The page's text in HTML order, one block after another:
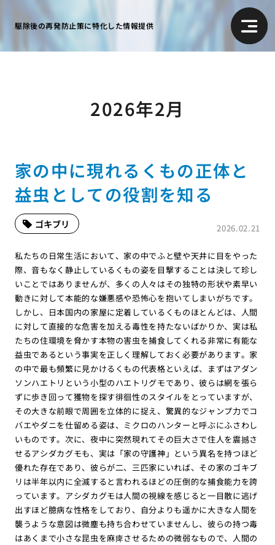
駆除後の再発防止策に特化した情報提供
2026年2月
家の中に現れるくもの正体と
益虫としての役割を知る
2026.02.21
ゴキブリ
私たちの日常生活において、家の中でふと壁や天井に目をやった
際、音もなく静止しているくもの姿を目撃することは決して珍し
いことではありませんが、多くの人々はその独特の形状や素早い
動きに対して本能的な嫌悪感や恐怖心を抱いてしまいがちです。
しかし、日本国内の家屋に定着しているくものほとんどは、人間
に対して直接的な危害を加える毒性を持たないばかりか、実は私
たちの住環境を脅かす本物の害虫を捕食してくれる非常に有能な
益虫であるという事実を正しく理解しておく必要があります。家
の中で最も頻繁に見かけるくもの代表格といえば、まずはアダン
ソンハエトリという小型のハエトリグモであり、彼らは網を張ら
ずに歩き回って獲物を探す徘徊性のスタイルをとっていますが、
その大きな前眼で周囲を立体的に捉え、驚異的なジャンプ力でコ
バエやダニを仕留める姿は、ミクロのハンターと呼ぶにふさわし
いものです。次に、夜中に突然現れてその巨大さで住人を震撼さ
せるアシダカグモも、実は「家の守護神」という異名を持つほど
優れた存在であり、彼らが二、三匹家にいれば、その家のゴキブ
リは半年以内に全滅すると言われるほどの圧倒的な捕食能力を誇
っています。アシダカグモは人間の視線を感じると一目散に逃げ
出すほど臆病な性格をしており、自分よりも遥かに大きな人間を
襲うような意図は微塵も持ち合わせていませんし、彼らの持つ毒
はあくまで小さな昆虫を麻痺させるための微弱なもので、人間の